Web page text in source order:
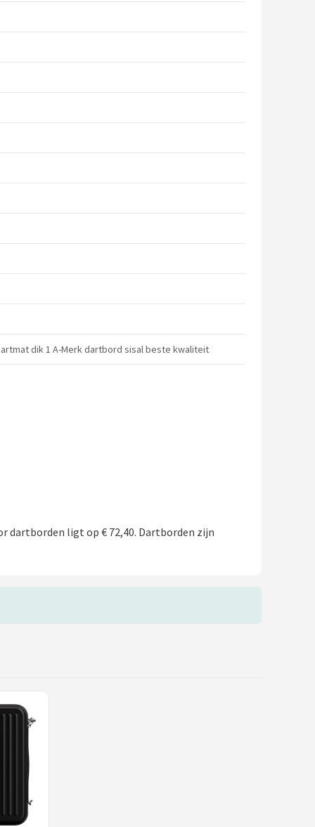
dik 1 A-Merk dartbord sisal beste kwaliteit
dartborden ligt op € 72,40. Dartborden zijn